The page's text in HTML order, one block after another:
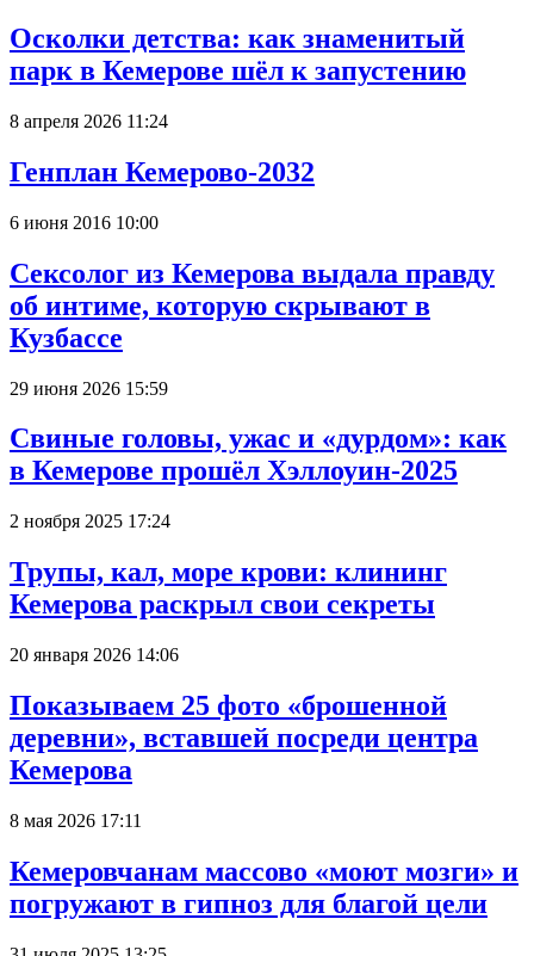
Осколки детства: как знаменитый
парк в Кемерове шёл к запустению
8 апреля 2026 11:24
Генплан Кемерово-2032
6 июня 2016 10:00
Сексолог из Кемерова выдала правду
об интиме, которую скрывают в
Кузбассе
29 июня 2026 15:59
Свиные головы, ужас и «дурдом»: как
в Кемерове прошёл Хэллоуин-2025
2 ноября 2025 17:24
Трупы, кал, море крови: клининг
Кемерова раскрыл свои секреты
20 января 2026 14:06
Показываем 25 фото «брошенной
деревни», вставшей посреди центра
Кемерова
8 мая 2026 17:11
Кемеровчанам массово «моют мозги» и
погружают в гипноз для благой цели